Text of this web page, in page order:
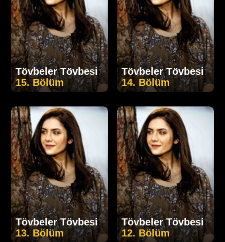
Tövbeler Tövbesi
15. Bölüm
Tövbeler Tövbesi
14. Bölüm
Tövbeler Tövbesi
13. Bölüm
Tövbeler Tövbesi
12. Bölüm